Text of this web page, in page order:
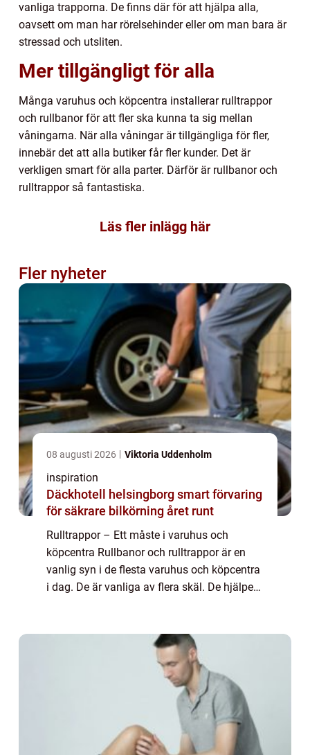
vanliga trapporna. De finns där för att hjälpa alla,
oavsett om man har rörelsehinder eller om man bara är
stressad och utsliten.
Mer tillgängligt för alla
Många varuhus och köpcentra installerar rulltrappor
och rullbanor för att fler ska kunna ta sig mellan
våningarna. När alla våningar är tillgängliga för fler,
innebär det att alla butiker får fler kunder. Det är
verkligen smart för alla parter. Därför är rullbanor och
rulltrappor så fantastiska.
Läs fler inlägg här
Fler nyheter
08 augusti 2026 Viktoria Uddenholm
inspiration
Däckhotell helsingborg smart förvaring
för säkrare bilkörning året runt
Rulltrappor – Ett måste i varuhus och
köpcentra Rullbanor och rulltrappor är en
vanlig syn i de flesta varuhus och köpcentra
i dag. De är vanliga av flera skäl. De hjälper